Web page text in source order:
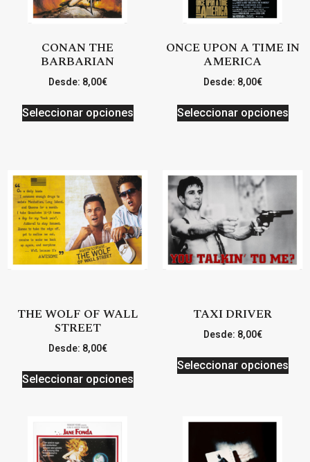
CONAN THE
BARBARIAN
Desde: 8,00€
Seleccionar opciones
ONCE UPON A TIME IN
AMERICA
Desde: 8,00€
Seleccionar opciones
THE WOLF OF WALL
STREET
Desde: 8,00€
Seleccionar opciones
TAXI DRIVER
Desde: 8,00€
Seleccionar opciones